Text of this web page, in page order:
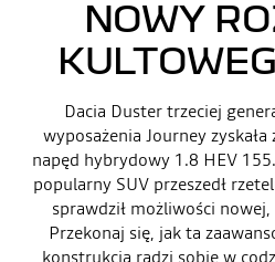
NOWY
Dacia Duster trzeciej
wyposażenia Journey
napęd hybrydowy 1.8 HEV
popularny SUV przeszedł
sprawdził możliwości
Przekonaj się, jak ta
konstrukcja radzi sobie w